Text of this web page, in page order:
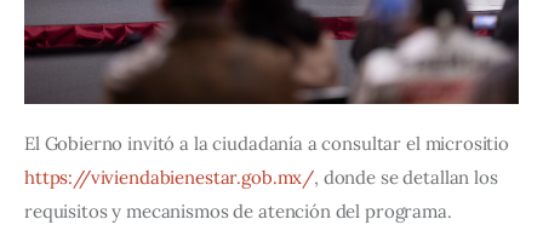
El Gobierno invitó a la ciudadanía a consultar el micrositio
https://viviendabienestar.gob.mx/, donde se detallan los
requisitos y mecanismos de atención del programa.